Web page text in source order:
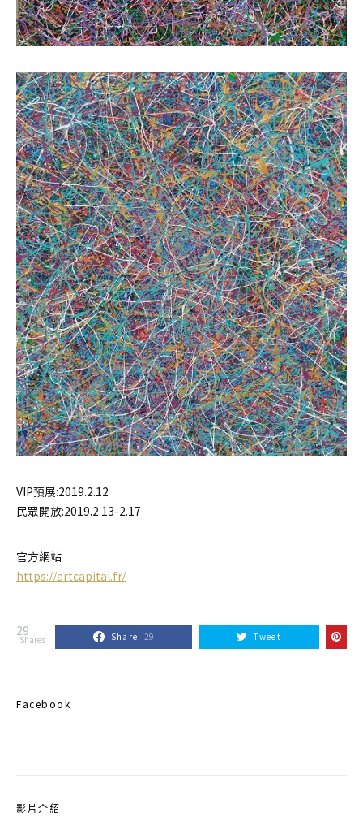
VIP預展:2019.2.12
民眾開放:2019.2.13-2.17
官方網站
https://artcapital.fr/
29
Shares Share 29 Tweet
Facebook
影片介紹